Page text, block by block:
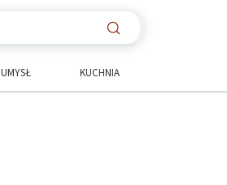
UMYSŁ KUCHNIA